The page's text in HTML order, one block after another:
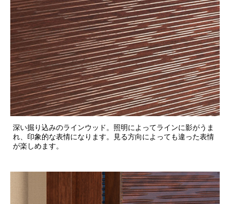
深い掘り込みのラインウッド。照明によってラインに影がうま
れ、印象的な表情になります。見る方向によっても違った表情
が楽しめます。